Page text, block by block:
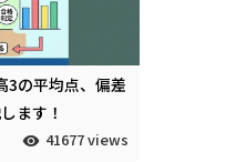
3の平均点、偏差
ます！
41677 views